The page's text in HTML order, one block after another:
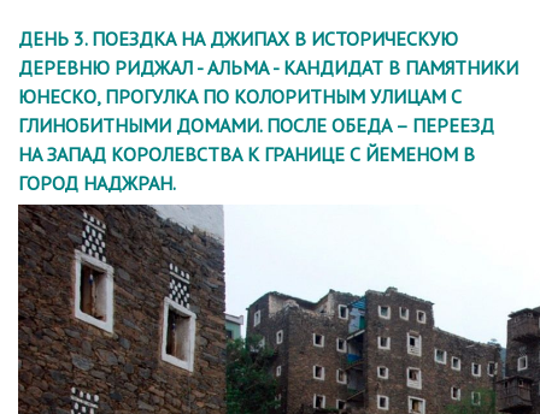
ДЕНЬ 3. ПОЕЗДКА НА ДЖИПАХ В ИСТОРИЧЕСКУЮ
ДЕРЕВНЮ РИДЖАЛ - АЛЬМА - КАНДИДАТ В ПАМЯТНИКИ
ЮНЕСКО, ПРОГУЛКА ПО КОЛОРИТНЫМ УЛИЦАМ С
ГЛИНОБИТНЫМИ ДОМАМИ. ПОСЛЕ ОБЕДА – ПЕРЕЕЗД
НА ЗАПАД КОРОЛЕВСТВА К ГРАНИЦЕ С ЙЕМЕНОМ В
ГОРОД НАДЖРАН.